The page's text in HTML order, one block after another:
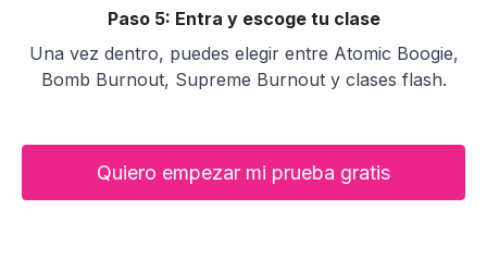
Paso 5: Entra y escoge tu clase
Una vez dentro, puedes elegir entre Atomic Boogie,
Bomb Burnout, Supreme Burnout y clases flash.
Quiero empezar mi prueba gratis